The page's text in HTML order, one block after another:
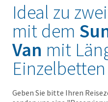
Ideal zu
mit dem
Van mit
Einzelbetten
Geben Sie bitte Ihren